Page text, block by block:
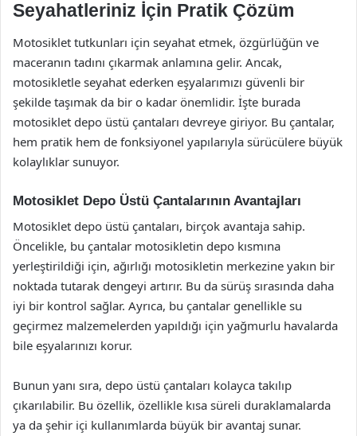
Seyahatleriniz İçin Pratik Çözüm
Motosiklet tutkunları için seyahat etmek, özgürlüğün ve
maceranın tadını çıkarmak anlamına gelir. Ancak,
motosikletle seyahat ederken eşyalarımızı güvenli bir
şekilde taşımak da bir o kadar önemlidir. İşte burada
motosiklet depo üstü çantaları devreye giriyor. Bu çantalar,
hem pratik hem de fonksiyonel yapılarıyla sürücülere büyük
kolaylıklar sunuyor.
Motosiklet Depo Üstü Çantalarının Avantajları
Motosiklet depo üstü çantaları, birçok avantaja sahip.
Öncelikle, bu çantalar motosikletin depo kısmına
yerleştirildiği için, ağırlığı motosikletin merkezine yakın bir
noktada tutarak dengeyi artırır. Bu da sürüş sırasında daha
iyi bir kontrol sağlar. Ayrıca, bu çantalar genellikle su
geçirmez malzemelerden yapıldığı için yağmurlu havalarda
bile eşyalarınızı korur.
Bunun yanı sıra, depo üstü çantaları kolayca takılıp
çıkarılabilir. Bu özellik, özellikle kısa süreli duraklamalarda
ya da şehir içi kullanımlarda büyük bir avantaj sunar.